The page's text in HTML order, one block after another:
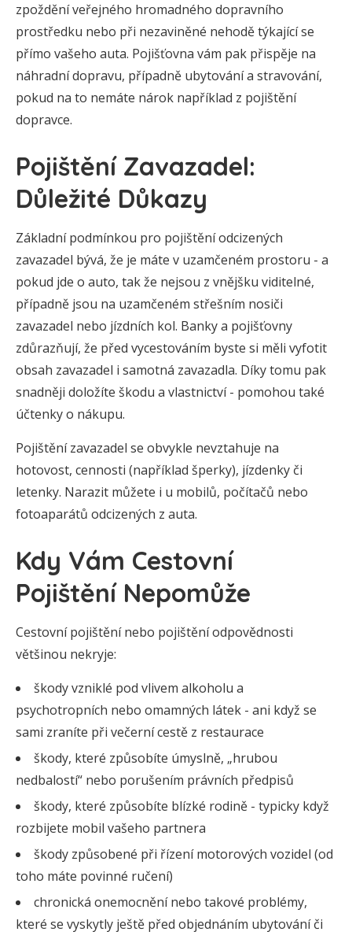
zpoždění veřejného hromadného dopravního
prostředku nebo při nezaviněné nehodě týkající se
přímo vašeho auta. Pojišťovna vám pak přispěje na
náhradní dopravu, případně ubytování a stravování,
pokud na to nemáte nárok například z pojištění
dopravce.
Pojištění Zavazadel:
Důležité Důkazy
Základní podmínkou pro pojištění odcizených
zavazadel bývá, že je máte v uzamčeném prostoru - a
pokud jde o auto, tak že nejsou z vnějšku viditelné,
případně jsou na uzamčeném střešním nosiči
zavazadel nebo jízdních kol. Banky a pojišťovny
zdůrazňují, že před vycestováním byste si měli vyfotit
obsah zavazadel i samotná zavazadla. Díky tomu pak
snadněji doložíte škodu a vlastnictví - pomohou také
účtenky o nákupu.
Pojištění zavazadel se obvykle nevztahuje na
hotovost, cennosti (například šperky), jízdenky či
letenky. Narazit můžete i u mobilů, počítačů nebo
fotoaparátů odcizených z auta.
Kdy Vám Cestovní
Pojištění Nepomůže
Cestovní pojištění nebo pojištění odpovědnosti
většinou nekryje:
škody vzniklé pod vlivem alkoholu a
psychotropních nebo omamných látek - ani když se
sami zraníte při večerní cestě z restaurace
škody, které způsobíte úmyslně, „hrubou
nedbalostí“ nebo porušením právních předpisů
škody, které způsobíte blízké rodině - typicky když
rozbijete mobil vašeho partnera
škody způsobené při řízení motorových vozidel (od
toho máte povinné ručení)
chronická onemocnění nebo takové problémy,
které se vyskytly ještě před objednáním ubytování či